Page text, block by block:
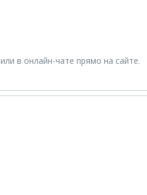
или в онлайн-чате прямо на сайте.